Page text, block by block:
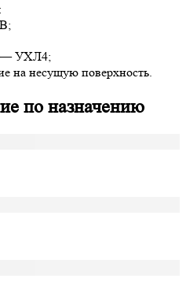
— УХЛ4;
на несущую поверхность.
по назначению